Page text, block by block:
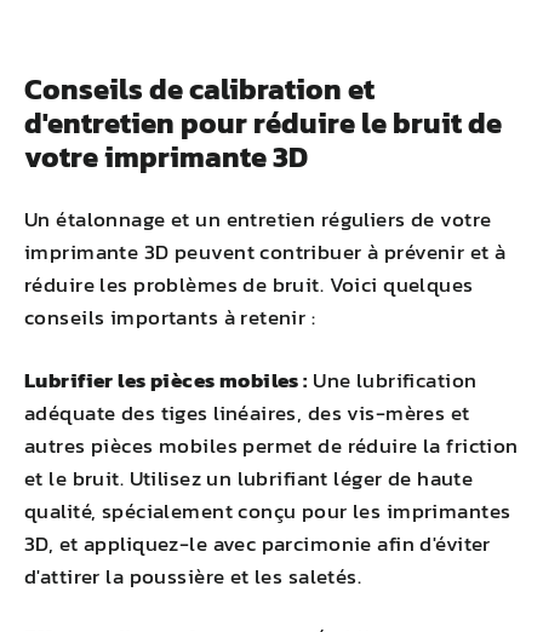
Conseils de calibration et
d'entretien pour réduire le bruit de
votre imprimante 3D
Un étalonnage et un entretien réguliers de votre
imprimante 3D peuvent contribuer à prévenir et à
réduire les problèmes de bruit. Voici quelques
conseils importants à retenir :
Lubrifier les pièces mobiles : Une lubrification
adéquate des tiges linéaires, des vis-mères et
autres pièces mobiles permet de réduire la friction
et le bruit. Utilisez un lubrifiant léger de haute
qualité, spécialement conçu pour les imprimantes
3D, et appliquez-le avec parcimonie afin d'éviter
d'attirer la poussière et les saletés.